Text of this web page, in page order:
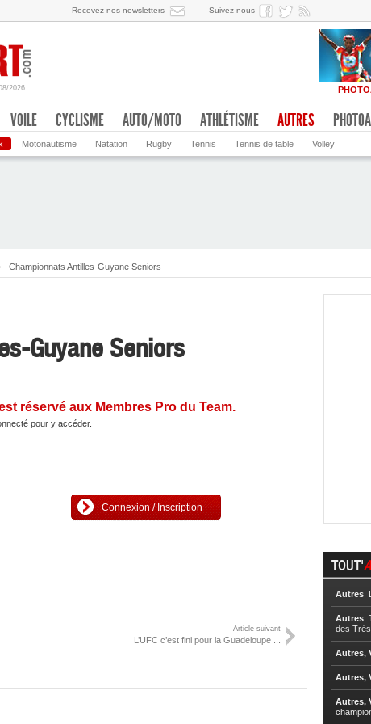
Recevez nos newsletters Suivez-nous
2026
VOILE CYCLISME AUTO/MOTO ATHLÉTISME AUTRES
Motonautisme Natation Rugby Tennis Tennis de table Volley
Championnats Antilles-Guyane Seniors
Guyane Seniors
réservé aux Membres Pro du Team.
pour y accéder.
Connexion / Inscription
Article suivant
L’UFC c’est fini pour la Guadeloupe ...
TOUT'
Autres
Autres
des
Autres,
Autres,
Autres,